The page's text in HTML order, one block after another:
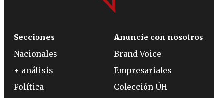
Secciones
Nacionales
+ análisis
Política
Anuncie con nosotros
Brand Voice
Empresariales
Colección ÚH